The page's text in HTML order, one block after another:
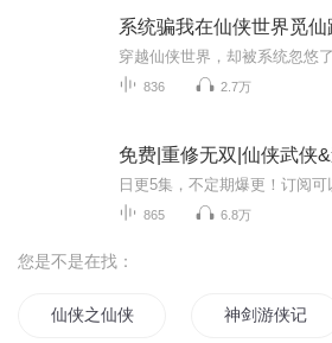
836 2.7万
免费|重修无双|仙侠武侠
865 6.8万
您是不是在找：
仙侠之仙侠世界 神剑游侠记